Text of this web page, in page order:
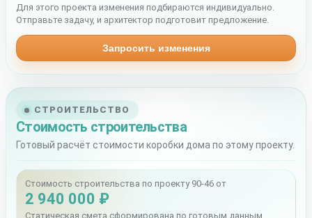
СТРОИТЕЛЬСТВО
Стоимость строительства
Готовый расчёт стоимости коробки дома по этому проекту.
Стоимость строительства по проекту 90-46 от
2 940 000 ₽
Статическая смета сформирована по готовым данным
Для этого проекта изменения подбираются индивидуально.
Отправьте задачу, и архитектор подготовит предложение.
Запросить изменения